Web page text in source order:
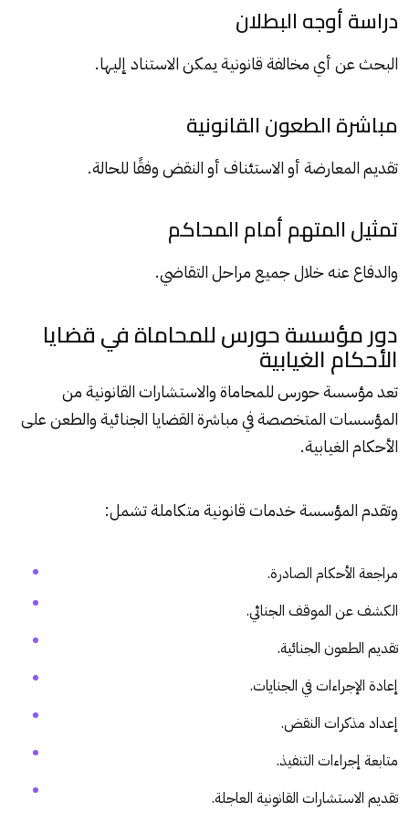
دراسة أوجه البطلان
البحث عن أي مخالفة قانونية يمكن الاستناد إليها.
مباشرة الطعون القانونية
تقديم المعارضة أو الاستئناف أو النقض وفقًا للحالة.
تمثيل المتهم أمام المحاكم
والدفاع عنه خلال جميع مراحل التقاضي.
دور مؤسسة حورس للمحاماة في قضايا
الأحكام الغيابية
تعد مؤسسة حورس للمحاماة والاستشارات القانونية من
المؤسسات المتخصصة في مباشرة القضايا الجنائية والطعن على
الأحكام الغيابية.
وتقدم المؤسسة خدمات قانونية متكاملة تشمل:
مراجعة الأحكام الصادرة.
الكشف عن الموقف الجنائي.
تقديم الطعون الجنائية.
إعادة الإجراءات في الجنايات.
إعداد مذكرات النقض.
متابعة إجراءات التنفيذ.
تقديم الاستشارات القانونية العاجلة.